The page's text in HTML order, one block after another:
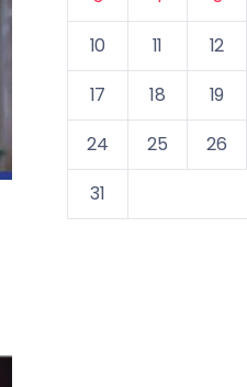
10
11 12
17
18 19
24
25 26
31